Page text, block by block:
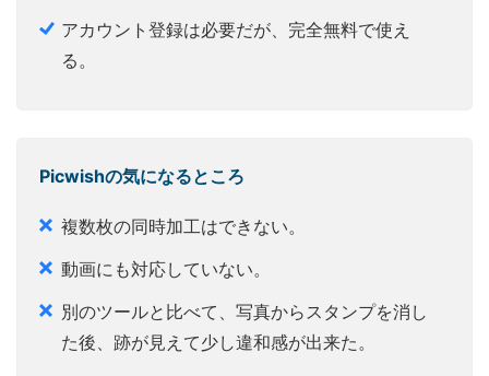
アカウント登録は必要だが、完全無料で使え
る。
Picwishの気になるところ
複数枚の同時加工はできない。
動画にも対応していない。
別のツールと比べて、写真からスタンプを消し
た後、跡が見えて少し違和感が出来た。